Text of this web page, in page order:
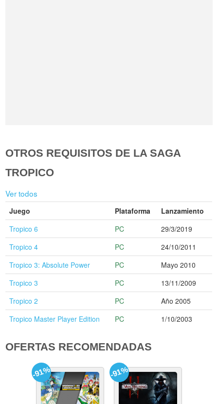
OTROS REQUISITOS DE LA SAGA
TROPICO
Ver todos
Juego Plataforma
Lanzamiento
Tropico 6
PC
29/3/2019
Tropico 4
PC
24/10/2011
Tropico 3: Absolute Power
PC
Mayo 2010
Tropico 3
PC
13/11/2009
Tropico 2
PC
Año 2005
Tropico Master Player Edition
PC 1/10/2003
OFERTAS RECOMENDADAS
-91% -91%